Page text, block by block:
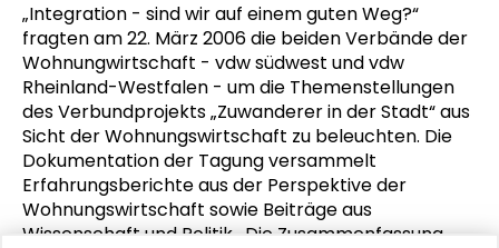
„Integration - sind wir auf einem guten Weg?“
fragten am 22. März 2006 die beiden Verbände der
Wohnungwirtschaft - vdw südwest und vdw
Rheinland-Westfalen - um die Themenstellungen
des Verbundprojekts „Zuwanderer in der Stadt“ aus
Sicht der Wohnungswirtschaft zu beleuchten. Die
Dokumentation der Tagung versammelt
Erfahrungsberichte aus der Perspektive der
Wohnungswirtschaft sowie Beiträge aus
Wissenschaft und Politik. Die Zusammenfassung